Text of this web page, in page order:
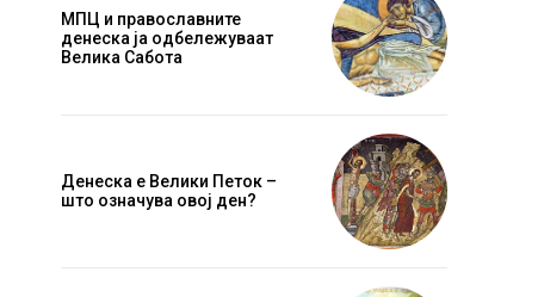
МПЦ и православните
денеска ја одбележуваат
Велика Сабота
Денеска е Велики Петок –
што означува овој ден?